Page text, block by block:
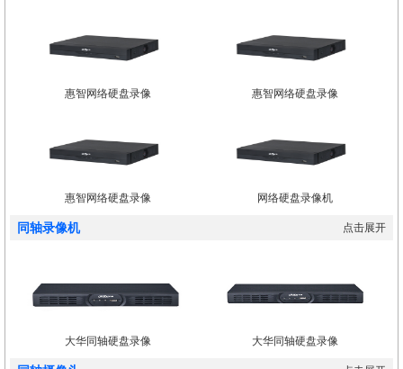
惠智网络硬盘录像 惠智网络硬盘录像
惠智网络硬盘录像 网络硬盘录像机
同轴录像机 点击展开
大华同轴硬盘录像 大华同轴硬盘录像